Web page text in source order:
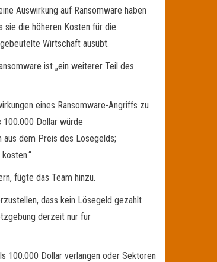
Auswirkung auf Ransomware haben
sie die höheren Kosten für die
Wirtschaft ausübt.
ist „ein weiterer Teil des
eines Ransomware-Angriffs zu
100.000 Dollar würde
aus dem Preis des Lösegelds;
fügte das Team hinzu.
dass kein Lösegeld gezahlt
derzeit nur für
100.000 Dollar verlangen oder Sektoren